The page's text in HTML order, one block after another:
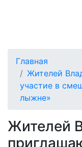
Главная
Жителей
участие в
лыжне»
Жителей